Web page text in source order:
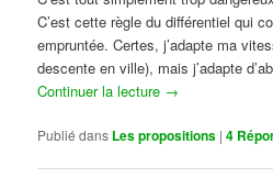
C’est cette règle du différentiel qui
empruntée. Certes, j’adapte ma
descente en ville), mais j’adapte
Continuer la lecture →
Publié dans Les propositions |4